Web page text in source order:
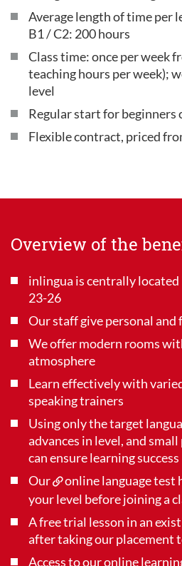
Average length of time per
B1 / C2: 200 hours
Class time: once per week
teaching hours per week);
level
Regular start for beginners
Flexible contract, priced
Overview of the
inlingua is centrally
23-26
Our staff give personal and
We offer modern rooms
atmosphere
Learn effectively with
speaking trainers
Using only the target
advances in level, and
can ensure learning success
Our
online language test
your level before joining a
A free trial lesson in an
after taking our placement
Access to our online